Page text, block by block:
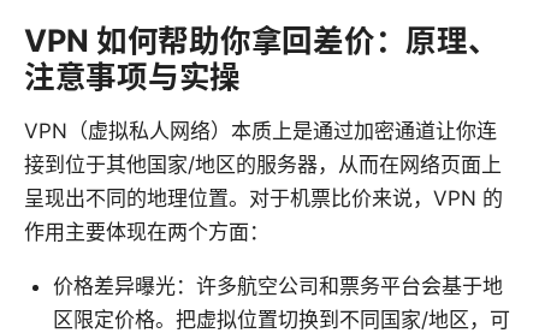
VPN 如何帮助你拿回差价：原理、
注意事项与实操
VPN（虚拟私人网络）本质上是通过加密通道让你连
接到位于其他国家/地区的服务器，从而在网络页面上
呈现出不同的地理位置。对于机票比价来说，VPN 的
作用主要体现在两个方面：
价格差异曝光：许多航空公司和票务平台会基于地
区限定价格。把虚拟位置切换到不同国家/地区，可